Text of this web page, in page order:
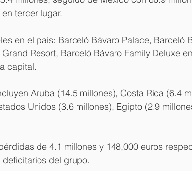
tercer lugar.
en el país: Barceló Bávaro Palace, Barceló
Resort, Barceló Bávaro Family Deluxe
capital.
Aruba (14.5 millones), Costa Rica (6.4
Unidos (3.6 millones), Egipto (2.9
de 4.1 millones y 148,000 euros
del grupo.